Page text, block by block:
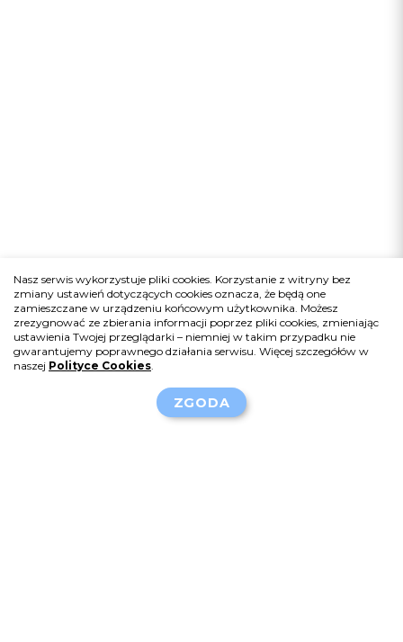
Nasz serwis wykorzystuje pliki cookies. Korzystanie z witryny bez
zmiany ustawień dotyczących cookies oznacza, że będą one
zamieszczane w urządzeniu końcowym użytkownika. Możesz
zrezygnować ze zbierania informacji poprzez pliki cookies, zmieniając
ustawienia Twojej przeglądarki – niemniej w takim przypadku nie
gwarantujemy poprawnego działania serwisu. Więcej szczegółów w
naszej Polityce Cookies.
ZGODA